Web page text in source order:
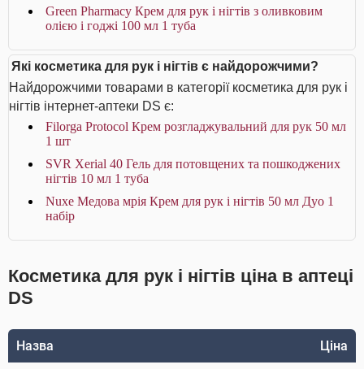
Green Pharmacy Крем для рук і нігтів з оливковим
олією і годжі 100 мл 1 туба
Які косметика для рук і нігтів є найдорожчими?
Найдорожчими товарами в категорії косметика для рук і
нігтів інтернет-аптеки DS є:
Filorga Protocol Крем розгладжувальний для рук 50 мл
1 шт
SVR Xerial 40 Гель для потовщених та пошкоджених
нігтів 10 мл 1 туба
Nuxe Медова мрія Крем для рук і нігтів 50 мл Дуо 1
набір
Косметика для рук і нігтів ціна в аптеці
DS
Назва Ціна